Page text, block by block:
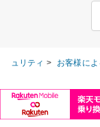
キュリティ > お客様に